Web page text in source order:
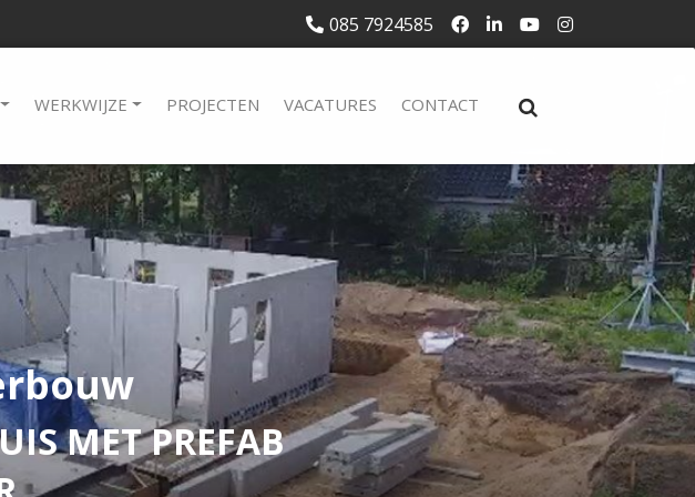
085 7924585
WERKWIJZE PROJECTEN VACATURES CONTACT
MET PREFAB